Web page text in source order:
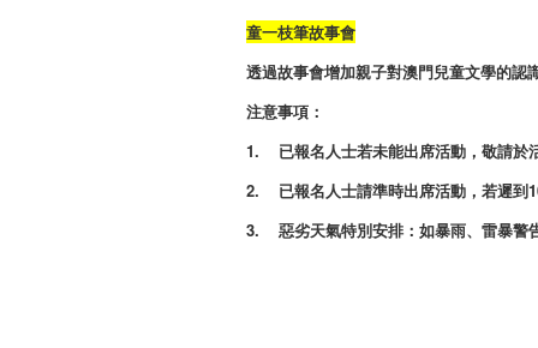
童一枝筆故事會
透過故事會增加親子對澳門兒童文學的認
注意事項：
1. 已報名人士若未能出席活動，敬請於
2. 已報名人士請準時出席活動，若遲到
3. 惡劣天氣特別安排：如暴雨、雷暴警